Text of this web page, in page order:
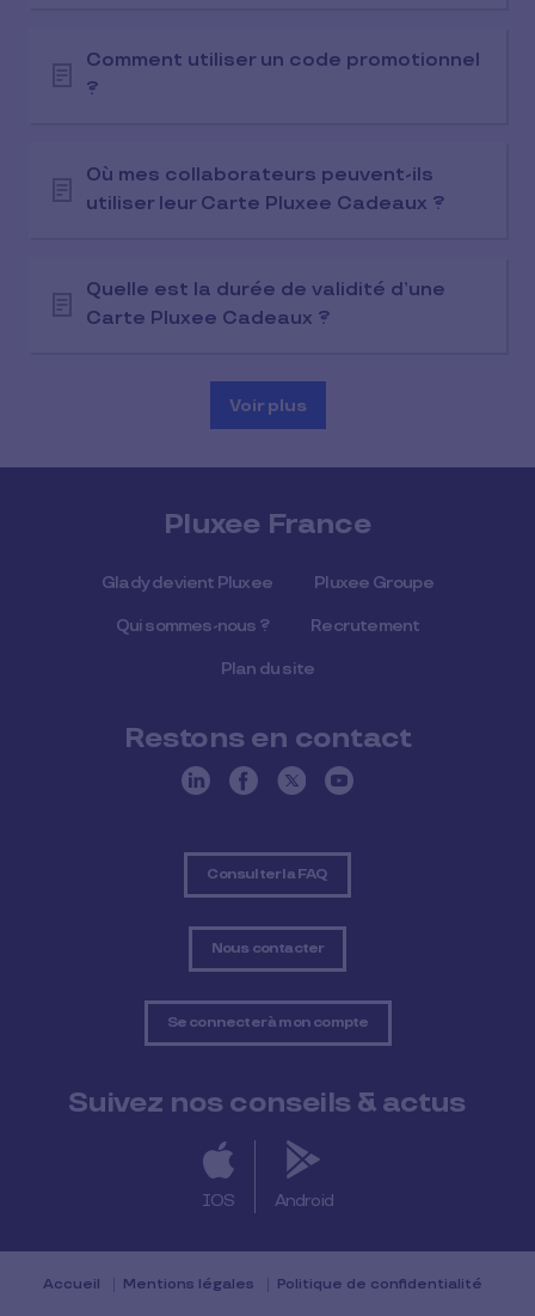
Comment utiliser un code promotionnel
?
Où mes collaborateurs peuvent-ils
utiliser leur Carte Pluxee Cadeaux ?
Quelle est la durée de validité d’une
Carte Pluxee Cadeaux ?
Voir plus
Pluxee France
Glady devient Pluxee Pluxee Groupe
Qui sommes-nous ? Recrutement
Plan du site
Restons en contact
Consulter la FAQ
Nous contacter
Se connecter à mon compte
Suivez nos conseils & actus
IOS Android
Accueil Mentions légales Politique de confidentialité